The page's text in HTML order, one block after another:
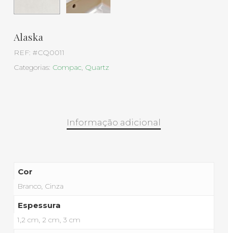
Alaska
REF: #CQ0011
Categorias: Compac, Quartz
Informação adicional
Cor
Branco, Cinza
Espessura
1,2 cm, 2 cm, 3 cm